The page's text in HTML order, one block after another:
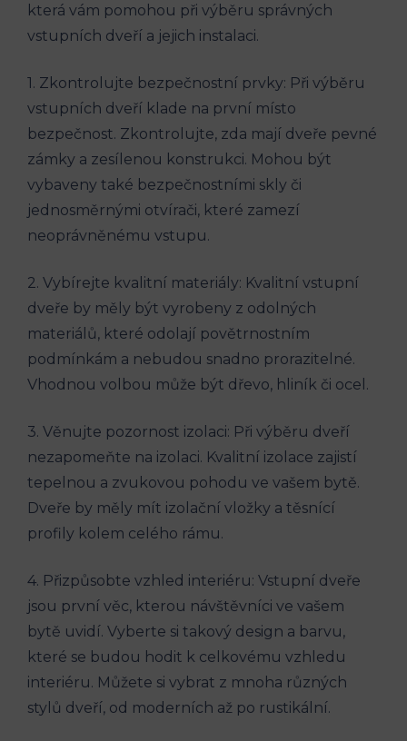
která vám pomohou při výběru správných
vstupních dveří a jejich instalaci.
1. Zkontrolujte bezpečnostní prvky: Při výběru
vstupních dveří klade na první místo
bezpečnost. Zkontrolujte, zda mají dveře pevné
zámky a zesílenou konstrukci. Mohou být
vybaveny také bezpečnostními skly či
jednosměrnými otvírači, které zamezí
neoprávněnému vstupu.
2. Vybírejte kvalitní materiály: Kvalitní vstupní
dveře by měly být vyrobeny z odolných
materiálů, které odolají povětrnostním
podmínkám a nebudou snadno prorazitelné.
Vhodnou volbou může být dřevo, hliník či ocel.
3. Věnujte pozornost izolaci: Při výběru dveří
nezapomeňte na izolaci. Kvalitní izolace zajistí
tepelnou a zvukovou pohodu ve vašem bytě.
Dveře by měly mít izolační vložky a těsnící
profily kolem celého rámu.
4. Přizpůsobte vzhled interiéru: Vstupní dveře
jsou první věc, kterou návštěvníci ve vašem
bytě uvidí. Vyberte si takový design a barvu,
které se budou hodit k celkovému vzhledu
interiéru. Můžete si vybrat z mnoha různých
stylů dveří, od moderních až po rustikální.